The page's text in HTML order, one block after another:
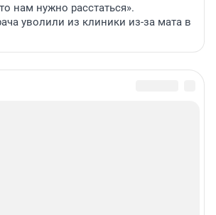
нам нужно расстаться».
уволили из клиники из-за мата в